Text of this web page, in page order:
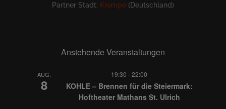
Partner Stadt: Krempe (Deutschland)
Anstehende Veranstaltungen
AUG.
8
19:30 -22:00
KOHLE – Brennen für die Steiermark:
Hoftheater Mathans St. Ulrich